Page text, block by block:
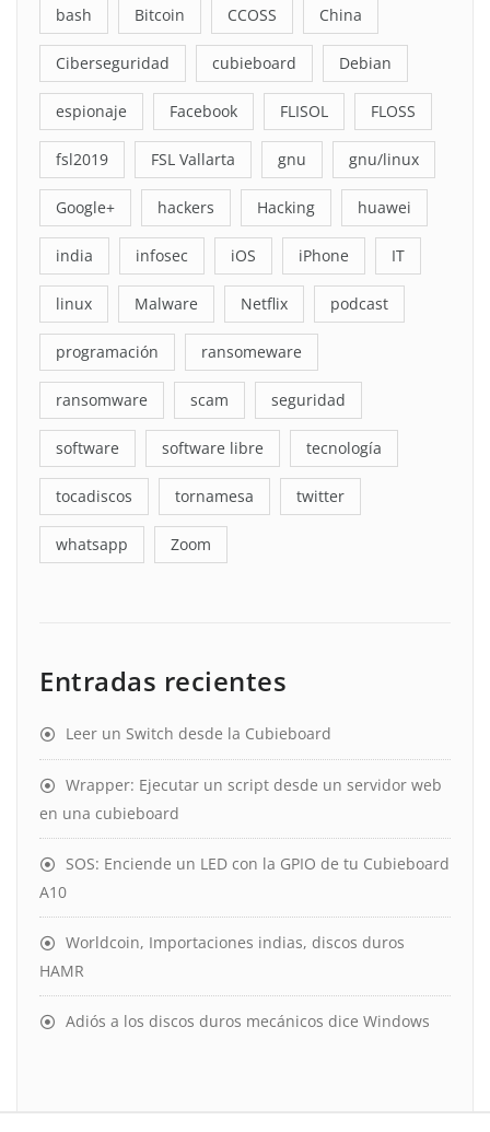
bash Bitcoin CCOSS China
Ciberseguridad cubieboard Debian
espionaje Facebook FLISOL FLOSS
fsl2019 FSL Vallarta gnu gnu/linux
Google+ hackers Hacking huawei
india infosec iOS iPhone IT
linux Malware Netflix podcast
programación ransomeware
ransomware scam seguridad
software software libre tecnología
tocadiscos tornamesa twitter
whatsapp Zoom
Entradas recientes
Leer un Switch desde la Cubieboard
Wrapper: Ejecutar un script desde un servidor web
en una cubieboard
SOS: Enciende un LED con la GPIO de tu Cubieboard
A10
Worldcoin, Importaciones indias, discos duros
HAMR
Adiós a los discos duros mecánicos dice Windows